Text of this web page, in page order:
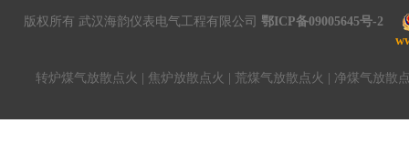
版权所有 武汉海韵仪表电气工程有限公司 鄂ICP备09005645号-2
转炉煤气放散点火 焦炉放散点火 荒煤气放散点火 净煤气放散